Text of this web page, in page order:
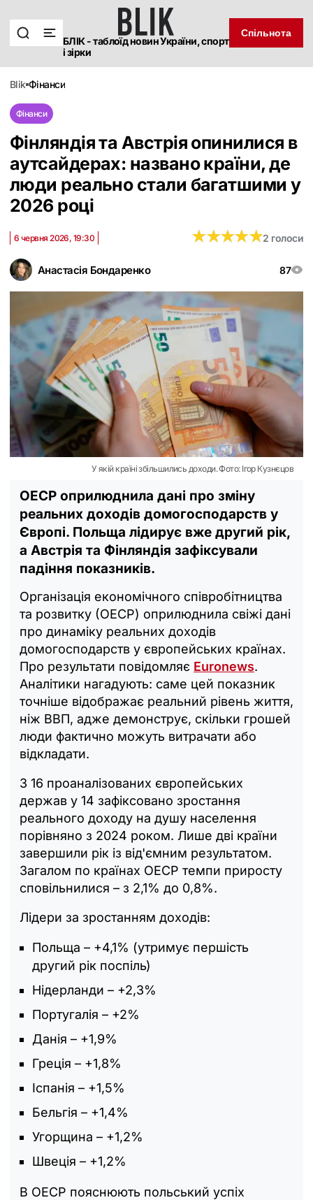
БЛІК - таблоїд новин України, спорт
і зірки
Спільнота
blik фінанси
Фінанси
Фінляндія та Австрія опинилися в
аутсайдерах: названо країни, де
люди реально стали багатшими у
2026 році
Анастасія Бондаренко 87
6 червня 2026, 19:30 ★★★★★
★★★★★2 голоси
У якій країні збільшились доходи. Фото: Ігор Кузнєцов
ОЕСР оприлюднила дані про зміну
реальних доходів домогосподарств у
Європі. Польща лідирує вже другий рік,
а Австрія та Фінляндія зафіксували
падіння показників.
Організація економічного співробітництва
та розвитку (ОЕСР) оприлюднила свіжі дані
про динаміку реальних доходів
домогосподарств у європейських країнах.
Про результати повідомляє Euronews.
Аналітики нагадують: саме цей показник
точніше відображає реальний рівень життя,
ніж ВВП, адже демонструє, скільки грошей
люди фактично можуть витрачати або
відкладати.
З 16 проаналізованих європейських
держав у 14 зафіксовано зростання
реального доходу на душу населення
порівняно з 2024 роком. Лише дві країни
завершили рік із від'ємним результатом.
Загалом по країнах ОЕСР темпи приросту
сповільнилися – з 2,1% до 0,8%.
Лідери за зростанням доходів:
Польща – +4,1% (утримує першість
другий рік поспіль)
Нідерланди – +2,3%
Португалія – +2%
Данія – +1,9%
Греція – +1,8%
Іспанія – +1,5%
Бельгія – +1,4%
Угорщина – +1,2%
Швеція – +1,2%
В ОЕСР пояснюють польський успіх